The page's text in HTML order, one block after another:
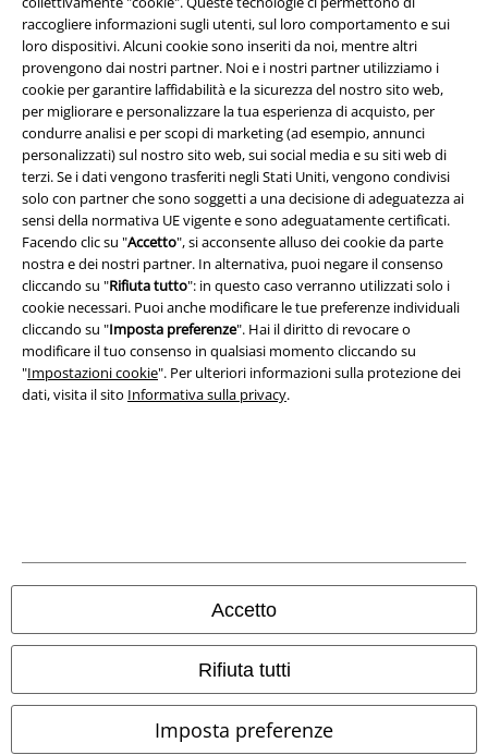
raccogliere informazioni sugli utenti, sul loro comportamento e sui
loro dispositivi. Alcuni cookie sono inseriti da noi, mentre altri
provengono dai nostri partner. Noi e i nostri partner utilizziamo i
cookie per garantire laffidabilità e la sicurezza del nostro sito web,
per migliorare e personalizzare la tua esperienza di acquisto, per
condurre analisi e per scopi di marketing (ad esempio, annunci
personalizzati) sul nostro sito web, sui social media e su siti web di
terzi. Se i dati vengono trasferiti negli Stati Uniti, vengono condivisi
solo con partner che sono soggetti a una decisione di adeguatezza ai
sensi della normativa UE vigente e sono adeguatamente certificati.
Facendo clic su "Accetto", si acconsente alluso dei cookie da parte
nostra e dei nostri partner. In alternativa, puoi negare il consenso
cliccando su "Rifiuta tutto": in questo caso verranno utilizzati solo i
cookie necessari. Puoi anche modificare le tue preferenze individuali
cliccando su "Imposta preferenze". Hai il diritto di revocare o
modificare il tuo consenso in qualsiasi momento cliccando su
"Impostazioni cookie". Per ulteriori informazioni sulla protezione dei
dati, visita il sito Informativa sulla privacy.
Accetto
Rifiuta tutti
Imposta preferenze
Info legali
Termini & Condizioni
Redazione
Legge sulla Privacy
Smaltimento rifiuti e protezione dell’ambiente
Dichiarazione di Conformità
Informazioni sull'accessibilità
Impostazioni cookie
Gli altri shop EMP nel mondo
EMP France
EMP Deutschland
Scopri il mondo di EMP
EMP Merchandise - merch rock e intrattenimento dal